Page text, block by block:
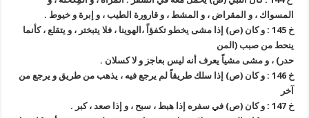
المسواك ، و المقراض ، و المشط ، و قارورة الطيب ، و إبرة و خيوط .
خ 145 : و كان (ص) إذا مشى يخطو تكفؤاً ،الهوينا ، فلا يتبختر ، و يتقلع ، كأنما
ينحط من صبب (المن
حدر) ، و مشى مشياً يعرف أنه ليس بعاجز و لا كسلان .
خ 146 : و كان (ص) إذا سلك طريقاً لم يرجع فيه ، يذهب من طريق و يرجع من
آخر
خ 147 : و كان (ص) في سفره إذا هبط ، سبح ، و إذا صعد ، كبر .